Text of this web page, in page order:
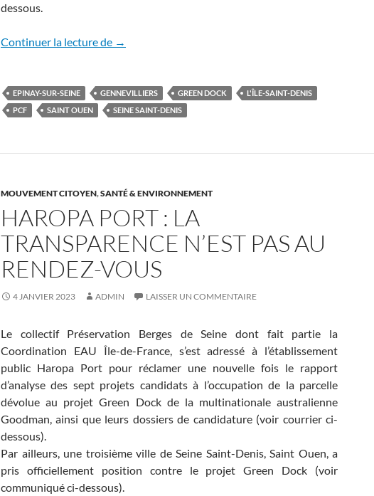
dessous.
Continuer la lecture de Green dock : comment préserver le label Natura 2000 ?
→
EPINAY-SUR-SEINE GENNEVILLIERS GREEN DOCK
L'ÎLE-SAINT-DENIS
PCF
SAINT OUEN SEINE SAINT-DENIS
MOUVEMENT CITOYEN,SANTÉ & ENVIRONNEMENT
HAROPA PORT : LA
TRANSPARENCE N’EST PAS AU
RENDEZ-VOUS
4 JANVIER 2023 ADMIN LAISSER UN COMMENTAIRE
Le collectif Préservation Berges de Seine dont fait partie la
Coordination EAU Île-de-France, s’est adressé à l’établissement
public Haropa Port pour réclamer une nouvelle fois le rapport
d’analyse des sept projets candidats à l’occupation de la parcelle
dévolue au projet Green Dock de la multinationale australienne
Goodman, ainsi que leurs dossiers de candidature (voir courrier ci-
dessous).
Par ailleurs, une troisième ville de Seine Saint-Denis, Saint Ouen, a
pris officiellement position contre le projet Green Dock (voir
communiqué ci-dessous).